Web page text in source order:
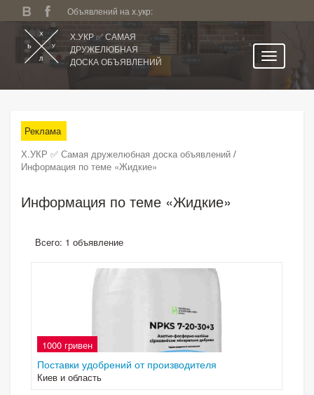
Объявлений на х.укр:
Х.УКР ✅ САМАЯ
ДРУЖЕЛЮБНАЯ
ДОСКА ОБЪЯВЛЕНИЙ
Все регионы
Категории
Избранное
Поиск по сайту
Реклама
Х.УКР ✅ Самая дружелюбная доска объявлений /
Информация по теме «Жидкие»
Информация по теме «Жидкие»
Всего: 1 объявление
1000 гривен
Поставки удобрений от производителя
Киев и область